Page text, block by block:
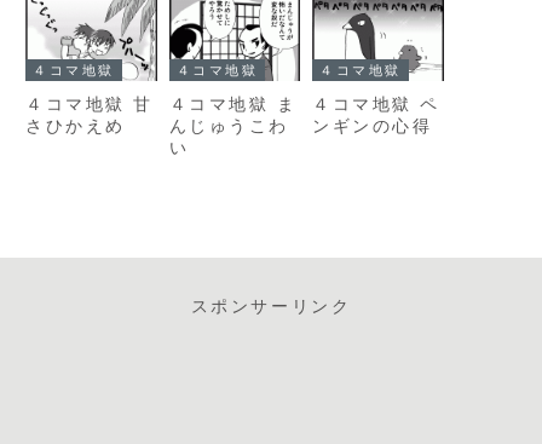
４コマ地獄
４コマ地獄 甘
さひかえめ
４コマ地獄
４コマ地獄 ま
んじゅうこわ
い
４コマ地獄
４コマ地獄 ペ
ンギンの心得
スポンサーリンク